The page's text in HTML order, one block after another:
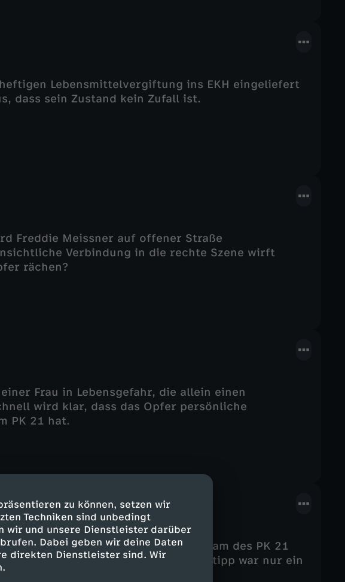
zu können, setzen wir
Techniken sind unbedingt
wir und unsere Dienstleister darüber
Dabei geben wir deine Daten
direkten Dienstleister sind. Wir
Lebensmittelvergiftung ins EKH eingeliefert
dass sein Zustand kein Zufall ist.
Freddie Meissner auf offener Straße
Verbindung in die rechte Szene wirft
rächen?
Frau in Lebensgefahr, die allein einen
wird klar, dass das Opfer persönliche
PK 21 hat.
Kokain geschmuggelt, und das Team des PK 21
unterstützen. Doch der Insidertipp war nur ein